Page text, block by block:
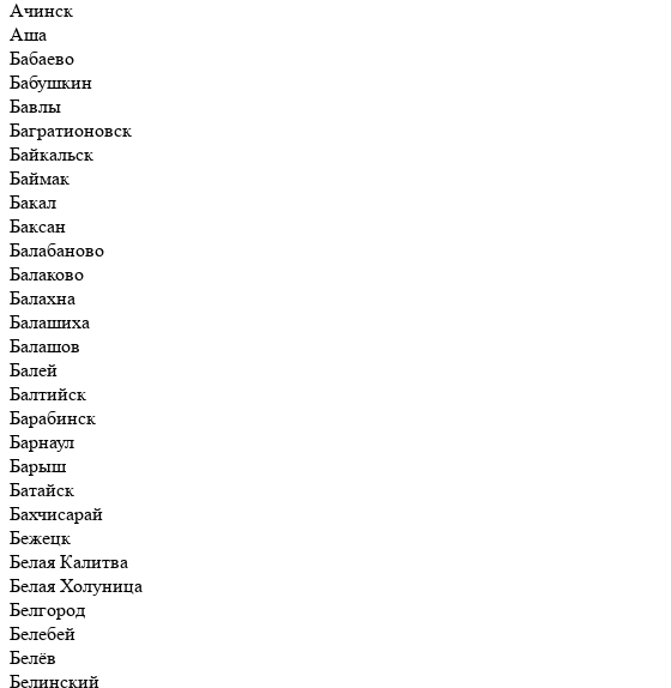
Ачинск
Аша
Бабаево
Бабушкин
Бавлы
Багратионовск
Байкальск
Баймак
Бакал
Баксан
Балабаново
Балаково
Балахна
Балашиха
Балашов
Балей
Балтийск
Барабинск
Барнаул
Барыш
Батайск
Бахчисарай
Бежецк
Белая Калитва
Белая Холуница
Белгород
Белебей
Белёв
Белинский